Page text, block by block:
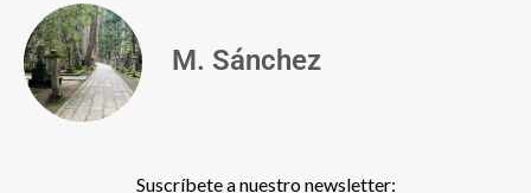
M. Sánchez
Suscríbete a nuestro newsletter: